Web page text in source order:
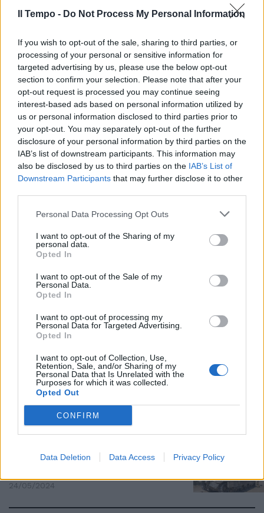
Il Tempo - Do Not Process My Personal Information
If you wish to opt-out of the sale, sharing to third parties, or
processing of your personal or sensitive information for
targeted advertising by us, please use the below opt-out
section to confirm your selection. Please note that after your
opt-out request is processed you may continue seeing
interest-based ads based on personal information utilized by
us or personal information disclosed to third parties prior to
your opt-out. You may separately opt-out of the further
disclosure of your personal information by third parties on the
IAB’s list of downstream participants. This information may
also be disclosed by us to third parties on the IAB’s List of
Downstream Participants that may further disclose it to other
Personal Data Processing Opt Outs
I want to opt-out of the Sharing of my
personal data.
Opted In
I want to opt-out of the Sale of my
Personal Data.
Opted In
I want to opt-out of processing my
Personal Data for Targeted Advertising.
Opted In
I want to opt-out of Collection, Use,
Retention, Sale, and/or Sharing of my
Personal Data that Is Unrelated with the
Purposes for which it was collected.
Opted Out
CONFIRM
Data Deletion Data Access Privacy Policy
Egitto: il corridoio al confine
30/05/2024
MEDIO ORIENTE IN FIAMME
Tank israeliani avanzano verso il
cuore di Rafah: è caccia ad
Hamas
28/05/2024
DOPO LA STRAGE
che dura da mesi": Rafah, la
condanna di Alemanno
ESCALATION
"Israele se ne infischia dell'Onu".
Rafah, la condanna di Orsini
“Attacco di precisione”. Morte a
Rafah, la versione di Israele e le
pesanti accuse
27/05/2024
MEDIO ORIENTE
"Tel Aviv si deve fermare". Rafah,
24/05/2024